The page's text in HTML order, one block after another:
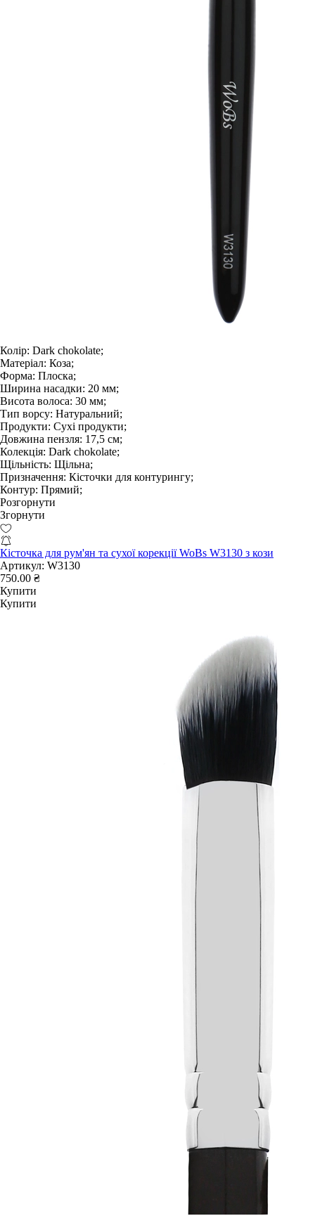
Колір: Dark chokolate;
Матеріал: Коза;
Форма: Плоска;
Ширина насадки: 20 мм;
Висота волоса: 30 мм;
Тип ворсу: Натуральний;
Продукти: Сухі продукти;
Довжина пензля: 17,5 см;
Колекція: Dark chokolate;
Щільність: Щільна;
Призначення: Кісточки для контурингу;
Контур: Прямий;
Розгорнути
Згорнути
Кісточка для рум'ян та сухої корекції WoBs W3130 з кози
Артикул: W3130
750.00 ₴
Купити
Купити